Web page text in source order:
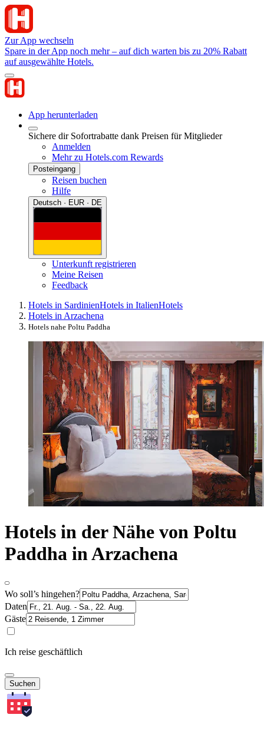
Zur App wechseln
Spare in der App noch mehr – auf dich warten bis zu 20% Rabatt
auf ausgewählte Hotels.
App herunterladen
Sichere dir Sofortrabatte dank Preisen für Mitglieder
Anmelden
Mehr zu Hotels.com Rewards
Posteingang
Reisen buchen
Hilfe
Deutsch · EUR · DE
Unterkunft registrieren
Meine Reisen
Feedback
Hotels in SardinienHotels in ItalienHotels
Hotels in Arzachena
Hotels nahe Poltu Paddha
Hotels in der Nähe von Poltu
Paddha in Arzachena
Wo soll’s hingehen?
Daten
Gäste
Ich reise geschäftlich
Suchen